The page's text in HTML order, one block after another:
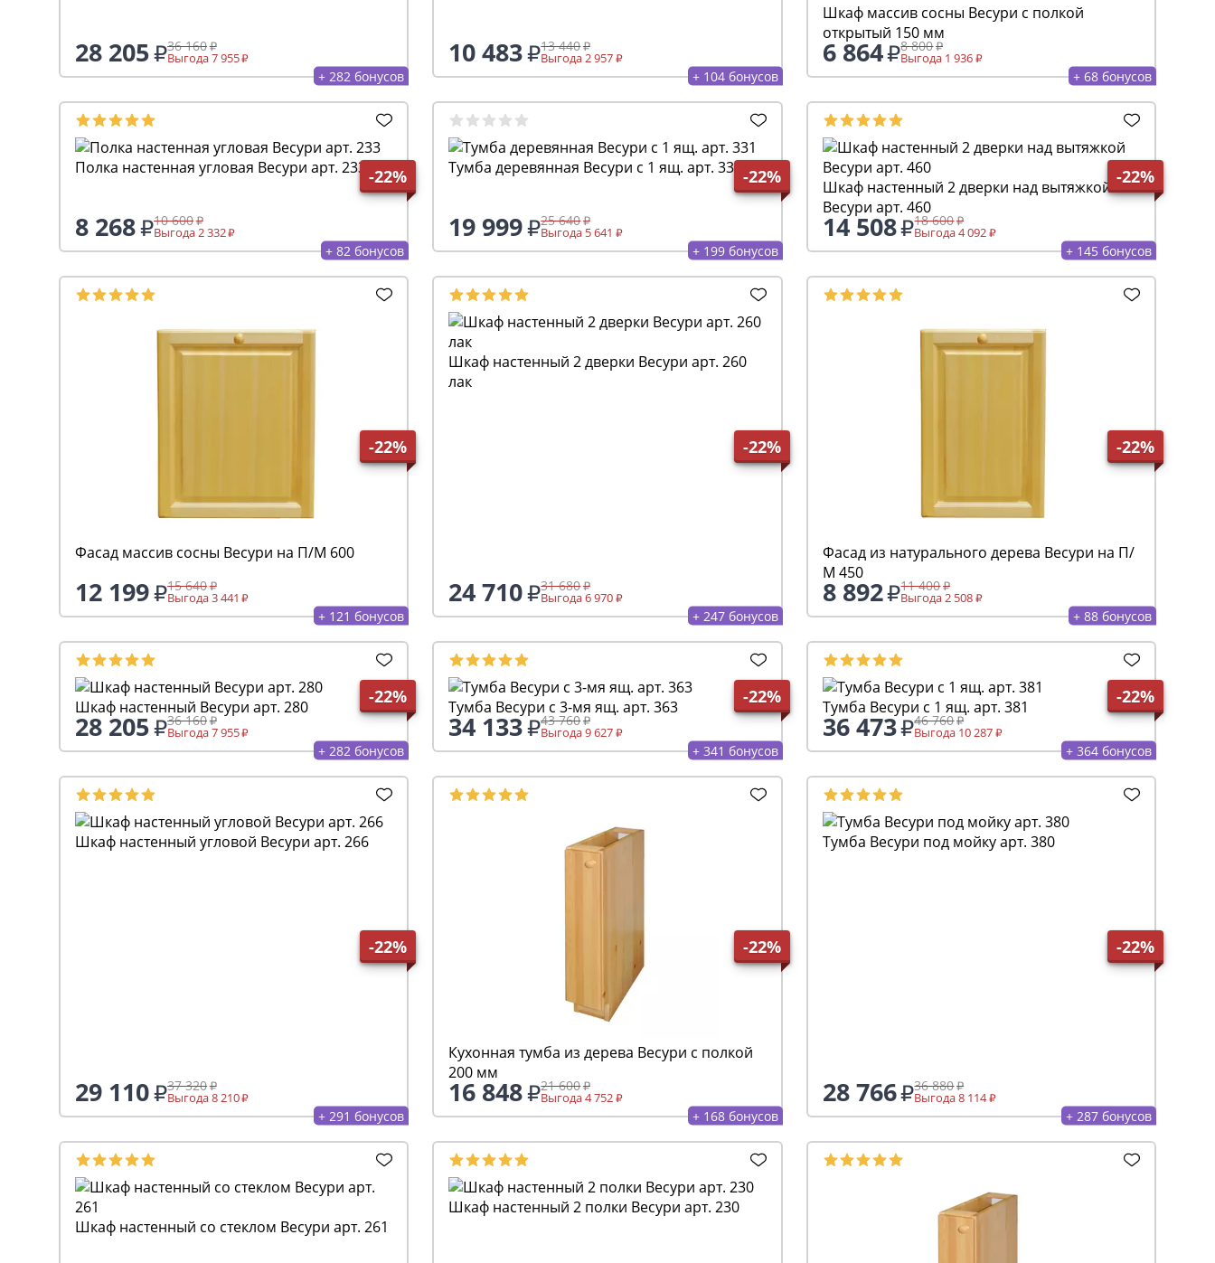
28 205 36 160
Выгода 7 955
+ 282 бонусов
10 483 13 440
Выгода 2 957
+ 104 бонусов
Шкаф массив сосны Весури с полкой
открытый 150 мм
6 864 8 800
Выгода 1 936
+ 68 бонусов
-22%
Полка настенная угловая Весури арт. 233
8 268 10 600
Выгода 2 332
+ 82 бонусов
-22%
Тумба деревянная Весури с 1 ящ. арт. 331
19 999 25 640
Выгода 5 641
+ 199 бонусов
-22%
Шкаф настенный 2 дверки над вытяжкой
Весури арт. 460
14 508 18 600
Выгода 4 092
+ 145 бонусов
-22%
Фасад массив сосны Весури на П/М 600
12 199 15 640
Выгода 3 441
+ 121 бонусов
-22%
Шкаф настенный 2 дверки Весури арт. 260
лак
24 710 31 680
Выгода 6 970
+ 247 бонусов
-22%
Фасад из натурального дерева Весури на П/
М 450
8 892 11 400
Выгода 2 508
+ 88 бонусов
-22%
Шкаф настенный Весури арт. 280
28 205 36 160
Выгода 7 955
+ 282 бонусов
-22%
Тумба Весури с 3-мя ящ. арт. 363
34 133 43 760
Выгода 9 627
+ 341 бонусов
-22%
Тумба Весури с 1 ящ. арт. 381
36 473 46 760
Выгода 10 287
+ 364 бонусов
-22%
Шкаф настенный угловой Весури арт. 266
29 110 37 320
Выгода 8 210
+ 291 бонусов
-22%
Кухонная тумба из дерева Весури с полкой
200 мм
16 848 21 600
Выгода 4 752
+ 168 бонусов
-22%
Тумба Весури под мойку арт. 380
28 766 36 880
Выгода 8 114
+ 287 бонусов
Шкаф настенный со стеклом Весури арт. 261
Шкаф настенный 2 полки Весури арт. 230